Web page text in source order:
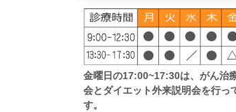
金曜日の17:00~17:30は、がん治
会とダイエット外来説明会を行っ
す。